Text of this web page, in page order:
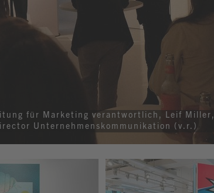
für Marketing verantwortlich, Leif Miller,
Unternehmenskommunikation (v.r.)